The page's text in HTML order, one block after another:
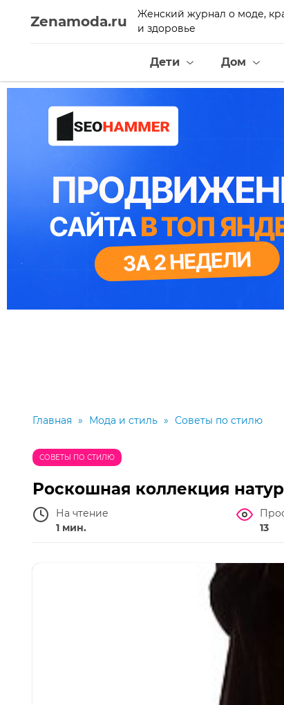
Zenamoda.ru
Женский журнал о моде,
и здоровье
Дети Дом
Главная » Мода и стиль » Советы по стилю
СОВЕТЫ ПО СТИЛЮ
Роскошная коллекция
На чтение
1 мин.
13